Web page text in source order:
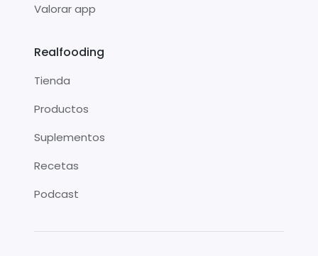
Valorar app
Realfooding
Tienda
Productos
Suplementos
Recetas
Podcast